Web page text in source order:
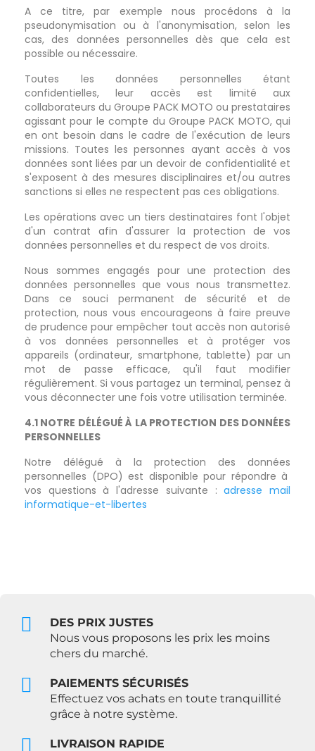
A ce titre, par exemple nous procédons à la
pseudonymisation ou à l'anonymisation, selon les
cas, des données personnelles dès que cela est
possible ou nécessaire.
Toutes les données personnelles étant
confidentielles, leur accès est limité aux
collaborateurs du Groupe PACK MOTO ou prestataires
agissant pour le compte du Groupe PACK MOTO, qui
en ont besoin dans le cadre de l'exécution de leurs
missions. Toutes les personnes ayant accès à vos
données sont liées par un devoir de confidentialité et
s'exposent à des mesures disciplinaires et/ou autres
sanctions si elles ne respectent pas ces obligations.
Les opérations avec un tiers destinataires font l'objet
d'un contrat afin d'assurer la protection de vos
données personnelles et du respect de vos droits.
Nous sommes engagés pour une protection des
données personnelles que vous nous transmettez.
Dans ce souci permanent de sécurité et de
protection, nous vous encourageons à faire preuve
de prudence pour empêcher tout accès non autorisé
à vos données personnelles et à protéger vos
appareils (ordinateur, smartphone, tablette) par un
mot de passe efficace, qu'il faut modifier
régulièrement. Si vous partagez un terminal, pensez à
vous déconnecter une fois votre utilisation terminée.
4.1 NOTRE DÉLÉGUÉ À LA PROTECTION DES DONNÉES
PERSONNELLES
Notre délégué à la protection des données
personnelles (DPO) est disponible pour répondre à
vos questions à l'adresse suivante :adresse mail
informatique-et-libertes
DES PRIX JUSTES
Nous vous proposons les prix les moins
chers du marché.
PAIEMENTS SÉCURISÉS
Effectuez vos achats en toute tranquillité
grâce à notre système.
LIVRAISON RAPIDE